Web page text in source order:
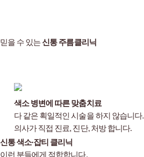
믿을 수 있는신통 주름클리닉
색소 병변에 따른 맞춤치료
다 같은 획일적인 시술을 하지 않습니다.
의사가 직접 진료, 진단, 처방 합니다.
신통 색소·잡티 클리닉
이런 분들에게 적합합니다.